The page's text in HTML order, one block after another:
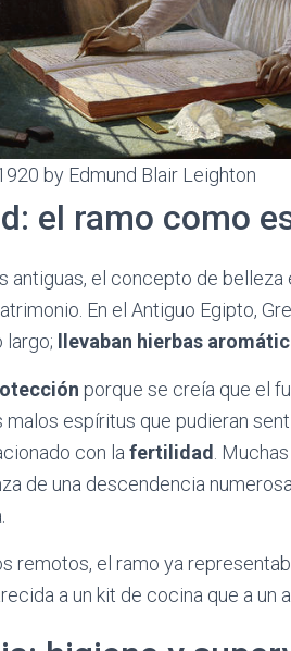
by Edmund Blair Leighton
el ramo como
antiguas, el concepto de belleza
En el Antiguo Egipto,
largo;
llevaban hierbas
porque se creía que el
malos espíritus que pudieran
con la fertilidad
.
de una descendencia
remotos, el ramo ya
a un kit de cocina que a un